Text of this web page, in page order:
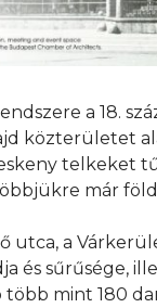
a 18.
közterületet
telkeket
már
a
és sűrűsége,
mint 180